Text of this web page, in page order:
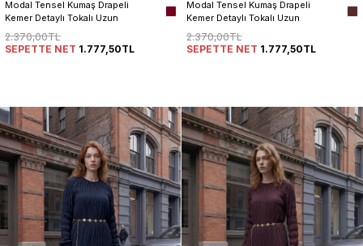
Modal Tensel Kumaş Drapeli
Kemer Detaylı Tokalı Uzun
Elbise Kadın
2.370,00TL
SEPETTE NET 1.777,50TL
Modal Tensel Kumaş Drapeli
Kemer Detaylı Tokalı Uzun
Elbise Kadın
2.370,00TL
SEPETTE NET 1.777,50TL